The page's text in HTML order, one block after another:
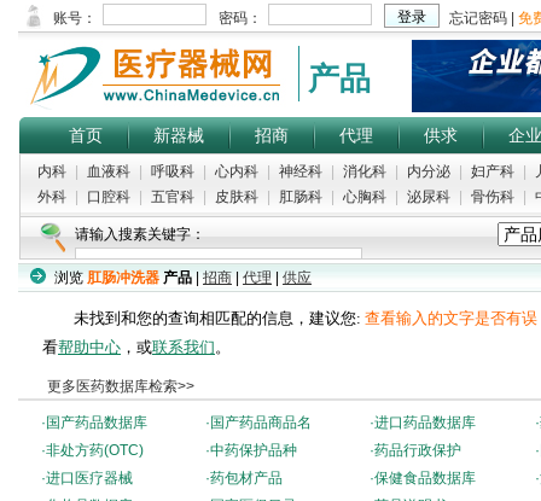
产品
首页 新器械 招商 代理 供求 企业
内科 血液科 呼吸科 心内科 神经科 消化科 内分泌 妇产科
外科
口腔科 五官科 皮肤科 肛肠科 心胸科 泌尿科 骨伤科
请输入搜素关键字：
热门搜索： 尿道扩张器|经络贴 |麻醉蒸发器
浏览 肛肠冲洗器 产品 招商 代理 供应
未找到和您的查询相匹配的信息，建议您: 查看输入的文字是否有误
看帮助中心 ，或联系我们。
更多医药数据库检索>>
· 国产药品数据库 · 国产药品商品名 ·进口药品数据库 ·
·非处方药(OTC) ·中药保护品种 ·药品行政保护 ·
·进口医疗器械 ·药包材产品 ·保健食品数据库 ·